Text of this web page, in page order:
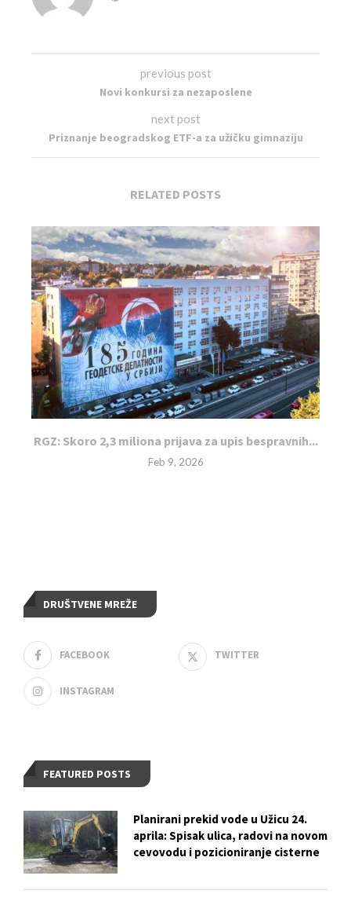
previous post
Novi konkursi za nezaposlene
next post
Priznanje beogradskog ETF-a za užičku gimnaziju
RELATED POSTS
RGZ: Skoro 2,3 miliona prijava za upis bespravnih...
Feb 9, 2026
DRUŠTVENE MREŽE
FACEBOOK TWITTER
INSTAGRAM
FEATURED POSTS
Planirani prekid vode u Užicu 24.
aprila: Spisak ulica, radovi na novom
cevovodu i pozicioniranje cisterne